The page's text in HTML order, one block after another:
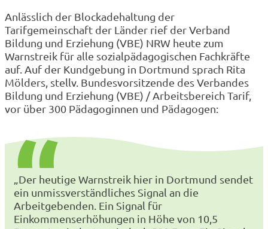
Anlässlich der Blockadehaltung der
Tarifgemeinschaft der Länder rief der Verband
Bildung und Erziehung (VBE) NRW heute zum
Warnstreik für alle sozialpädagogischen Fachkräfte
auf. Auf der Kundgebung in Dortmund sprach Rita
Mölders, stellv. Bundesvorsitzende des Verbandes
Bildung und Erziehung (VBE) / Arbeitsbereich Tarif,
vor über 300 Pädagoginnen und Pädagogen:
„Der heutige Warnstreik hier in Dortmund sendet
ein unmissverständliches Signal an die
Arbeitgebenden. Ein Signal für
Einkommenserhöhungen in Höhe von 10,5